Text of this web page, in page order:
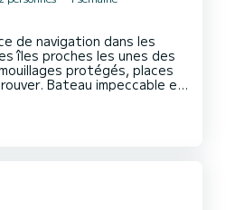
de navigation dans les
îles proches les unes des
protégés, places
Bateau impeccable et